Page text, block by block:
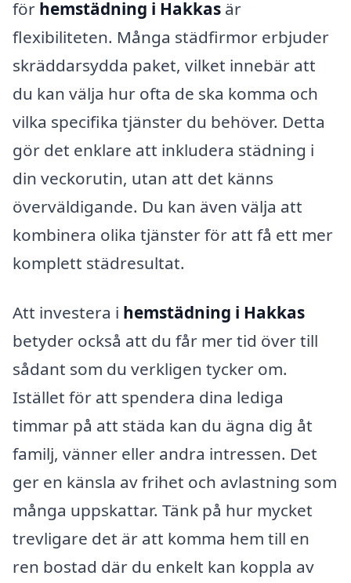
för hemstädning i Hakkas är
flexibiliteten. Många städfirmor erbjuder
skräddarsydda paket, vilket innebär att
du kan välja hur ofta de ska komma och
vilka specifika tjänster du behöver. Detta
gör det enklare att inkludera städning i
din veckorutin, utan att det känns
överväldigande. Du kan även välja att
kombinera olika tjänster för att få ett mer
komplett städresultat.
Att investera i hemstädning i Hakkas
betyder också att du får mer tid över till
sådant som du verkligen tycker om.
Istället för att spendera dina lediga
timmar på att städa kan du ägna dig åt
familj, vänner eller andra intressen. Det
ger en känsla av frihet och avlastning som
många uppskattar. Tänk på hur mycket
trevligare det är att komma hem till en
ren bostad där du enkelt kan koppla av